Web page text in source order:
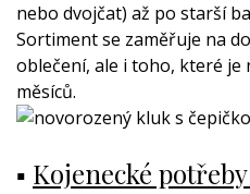
nebo dvojčat) až po starší
Sortiment se zaměřuje na
oblečení, ale i toho, které je
měsíců.
▪ Kojenecké